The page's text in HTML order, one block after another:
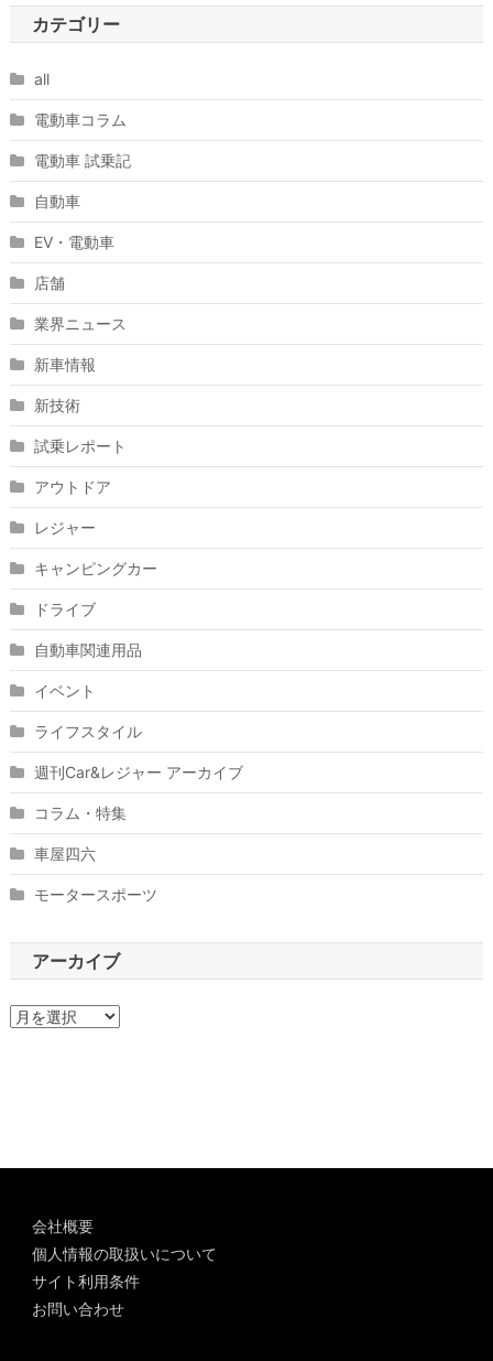
カテゴリー
all
電動車コラム
電動車 試乗記
自動車
EV・電動車
店舗
業界ニュース
新車情報
新技術
試乗レポート
アウトドア
レジャー
キャンピングカー
ドライブ
自動車関連用品
イベント
ライフスタイル
週刊Car&レジャー アーカイブ
コラム・特集
車屋四六
モータースポーツ
アーカイブ
ア
会社概要
個人情報の取扱いについて
サイト利用条件
お問い合わせ